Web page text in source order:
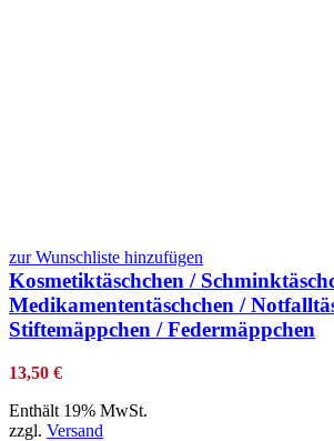
zur Wunschliste hinzufügen
Kosmetiktäschchen /
Medikamententäschchen /
Stiftemäppchen / Federmäppchen
13,50 €
Enthält 19% MwSt.
zzgl. Versand